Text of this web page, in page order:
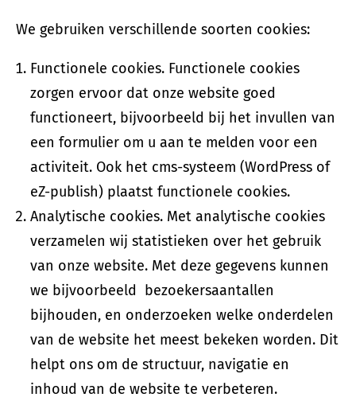
We gebruiken verschillende soorten cookies:
Functionele cookies. Functionele cookies
zorgen ervoor dat onze website goed
functioneert, bijvoorbeeld bij het invullen van
een formulier om u aan te melden voor een
activiteit. Ook het cms-systeem (WordPress of
eZ-publish) plaatst functionele cookies.
Analytische cookies. Met analytische cookies
verzamelen wij statistieken over het gebruik
van onze website. Met deze gegevens kunnen
we bijvoorbeeld bezoekersaantallen
bijhouden, en onderzoeken welke onderdelen
van de website het meest bekeken worden. Dit
helpt ons om de structuur, navigatie en
inhoud van de website te verbeteren.